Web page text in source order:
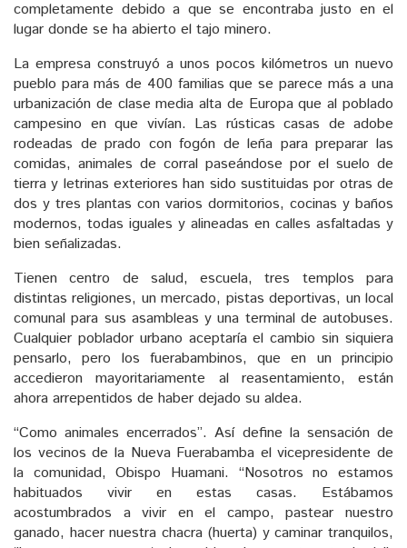
completamente debido a que se encontraba justo en el
lugar donde se ha abierto el tajo minero.
La empresa construyó a unos pocos kilómetros un nuevo
pueblo para más de 400 familias que se parece más a una
urbanización de clase media alta de Europa que al poblado
campesino en que vivían. Las rústicas casas de adobe
rodeadas de prado con fogón de leña para preparar las
comidas, animales de corral paseándose por el suelo de
tierra y letrinas exteriores han sido sustituidas por otras de
dos y tres plantas con varios dormitorios, cocinas y baños
modernos, todas iguales y alineadas en calles asfaltadas y
bien señalizadas.
Tienen centro de salud, escuela, tres templos para
distintas religiones, un mercado, pistas deportivas, un local
comunal para sus asambleas y una terminal de autobuses.
Cualquier poblador urbano aceptaría el cambio sin siquiera
pensarlo, pero los fuerabambinos, que en un principio
accedieron mayoritariamente al reasentamiento, están
ahora arrepentidos de haber dejado su aldea.
“Como animales encerrados”. Así define la sensación de
los vecinos de la Nueva Fuerabamba el vicepresidente de
la comunidad, Obispo Huamani. “Nosotros no estamos
habituados vivir en estas casas. Estábamos
acostumbrados a vivir en el campo, pastear nuestro
ganado, hacer nuestra chacra (huerta) y caminar tranquilos,